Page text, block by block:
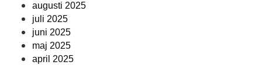
augusti 2025
juli 2025
juni 2025
maj 2025
april 2025